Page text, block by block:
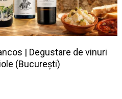
| Degustare de vinuri
(București)